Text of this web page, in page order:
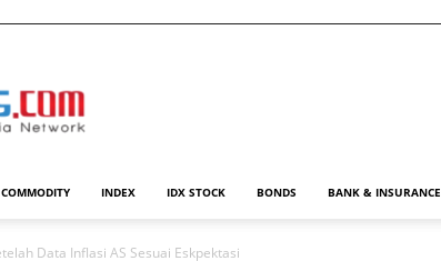
COMMODITY INDEX IDX STOCK BONDS BANK & INSURANCE
Data Inflasi AS Sesuai Eskpektasi